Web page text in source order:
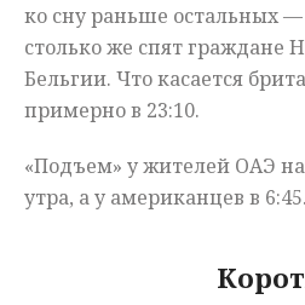
ко сну раньше остальных
столько же спят граждане
Бельгии. Что касается
примерно в 23:10.
«Подъем» у жителей ОАЭ
утра, а у американцев в 6:45.